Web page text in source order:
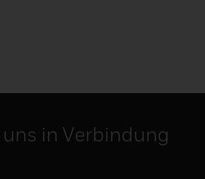
uns in Verbindung